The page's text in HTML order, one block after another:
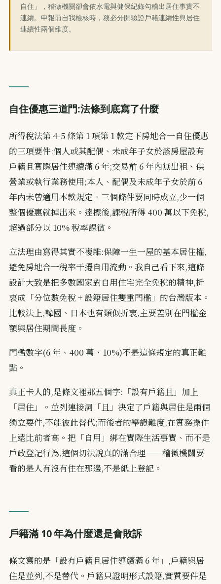
自住」，稽徵機關卻會依水電與健保紀錄勾稽出居住事實不
連續。申報前自我檢核時，務必分開驗證戶籍連續性與居住
連續性兩個維度。
自住優惠三道門:法條到底寫了什麼
所得稅法第 4-5 條第 1 項第 1 款定下房地合一自住優惠
的三項要件:個人或其配偶、未成年子女於該房屋設有
戶籍且實際居住連續滿 6 年;交易前 6 年內無出租、供
營業或執行業務使用;本人、配偶及未成年子女於前 6
年內未曾適用本款規定。三個條件要同時成立,少一個
整個優惠就掉出來。達標後,課稅所得 400 萬以下免稅,
超過部分以 10% 稅率課徵。
立法理由寫得其實不複雜:保障一生一屋的基本居住權,
避免房地合一稅率干擾自用流動。我自己看下來,這條
設計大致是把多數國家對自用住宅完全免稅的精神,折
衷成「分位數免稅 + 設籍居住雙重門檻」的台灣版本。
比較法上,韓國、日本也有類似折衷,主要差別在門檻金
額與居住期間長度。
門檻數字(6 年、400 萬、10%)不是這條規定的真正難
點。
真正卡人的,是條文裡那五個字:「設有戶籍且」加上
「居住」。並列連接詞「且」決定了戶籍與居住是兩個
獨立要件,不能彼此替代;而後者的舉證難度,在實務操作
上遠比前者高。把「自用」綁在實際生活事實、而不是
戶政登記行為,這個切法說真的滿合理——稽徵機關要
看的是人有沒有住在那邊,不是紙上登記。
戶籍滿 10 年為什麼還是會敗訴
條文寫的是「設有戶籍且居住連續滿 6 年」,戶籍與居
住是並列,不是替代。戶籍只證明形式設籍,實質要件是